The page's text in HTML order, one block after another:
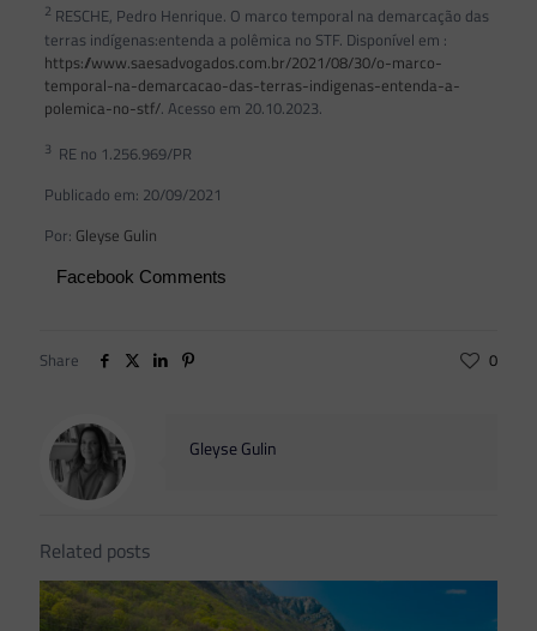
2 RESCHE, Pedro Henrique. O marco temporal na demarcação das
terras indígenas:entenda a polêmica no STF. Disponível em :
https://www.saesadvogados.com.br/2021/08/30/o-marco-
temporal-na-demarcacao-das-terras-indigenas-entenda-a-
polemica-no-stf/. Acesso em 20.10.2023.
3 RE no 1.256.969/PR
Publicado em: 20/09/2021
Por: Gleyse Gulin
Facebook Comments
Share 0
Gleyse Gulin
Related posts